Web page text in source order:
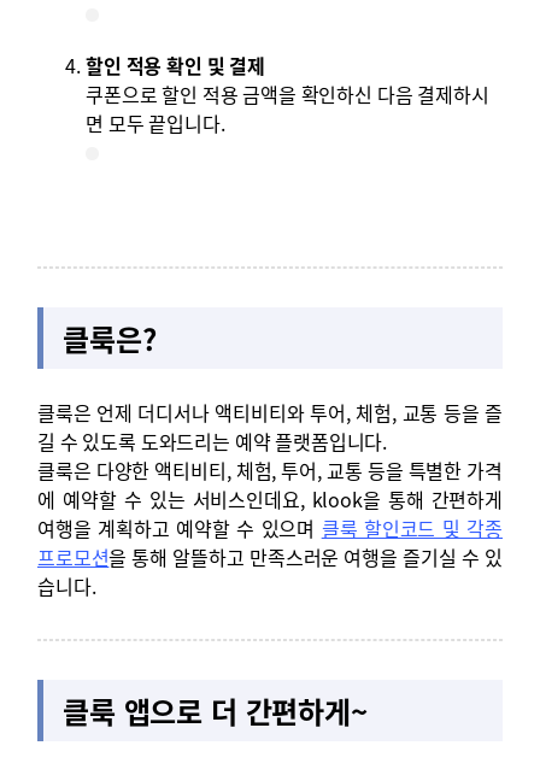
할인 적용 확인 및 결제
쿠폰으로 할인 적용 금액을 확인하신 다음 결제하시
면 모두 끝입니다.
클룩은?
클룩은 언제 더디서나 액티비티와 투어, 체험, 교통 등을 즐
길 수 있도록 도와드리는 예약 플랫폼입니다.
클룩은 다양한 액티비티, 체험, 투어, 교통 등을 특별한 가격
에 예약할 수 있는 서비스인데요, klook을 통해 간편하게
여행을 계획하고 예약할 수 있으며 클룩 할인코드 및 각종
프로모션을 통해 알뜰하고 만족스러운 여행을 즐기실 수 있
습니다.
클룩 앱으로 더 간편하게~